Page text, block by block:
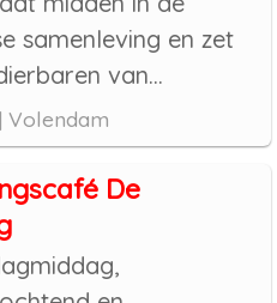
samenleving en zet
van...
Volendam
De